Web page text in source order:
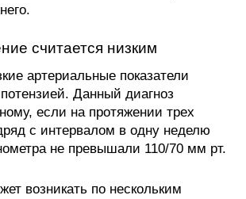
считается низким
артериальные показатели
Данный диагноз
если на протяжении трех
с интервалом в одну неделю
не превышали 110/70 мм рт.
возникать по нескольким